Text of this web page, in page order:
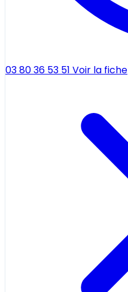
03 80 36 53 51 Voir la fiche